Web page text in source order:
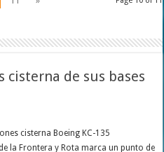
cisterna de sus bases
cisterna Boeing KC-135
la Frontera y Rota marca un punto de